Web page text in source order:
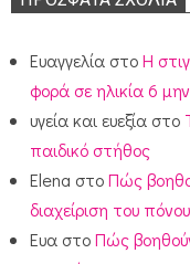
Ευαγγελία στοΗ
φορά σε ηλικία 6
υγεία και ευεξία στο
παιδικό στήθος
Elena στοΠώς
διαχείριση του πόνου
Ευα στοΠώς